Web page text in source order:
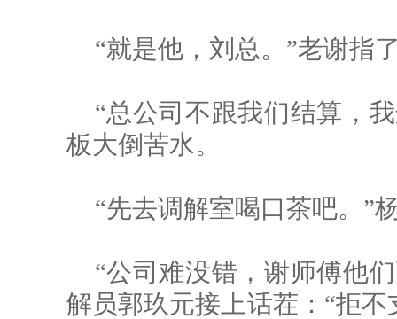
“就是他，刘总。”老谢指
“总公司不跟我们结算，
板大倒苦水。
“先去调解室喝口茶吧。”
“公司难没错，谢师傅他
解员郭玖元接上话茬：“拒